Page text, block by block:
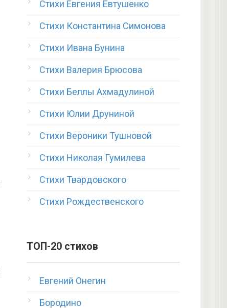
Стихи Евгения Евтушенко
Стихи Константина Симонова
Стихи Ивана Бунина
Стихи Валерия Брюсова
Стихи Беллы Ахмадулиной
Стихи Юлии Друниной
Стихи Вероники Тушновой
Стихи Николая Гумилева
Стихи Твардовского
Стихи Рождественского
ТОП-20 стихов
Евгений Онегин
Бородино